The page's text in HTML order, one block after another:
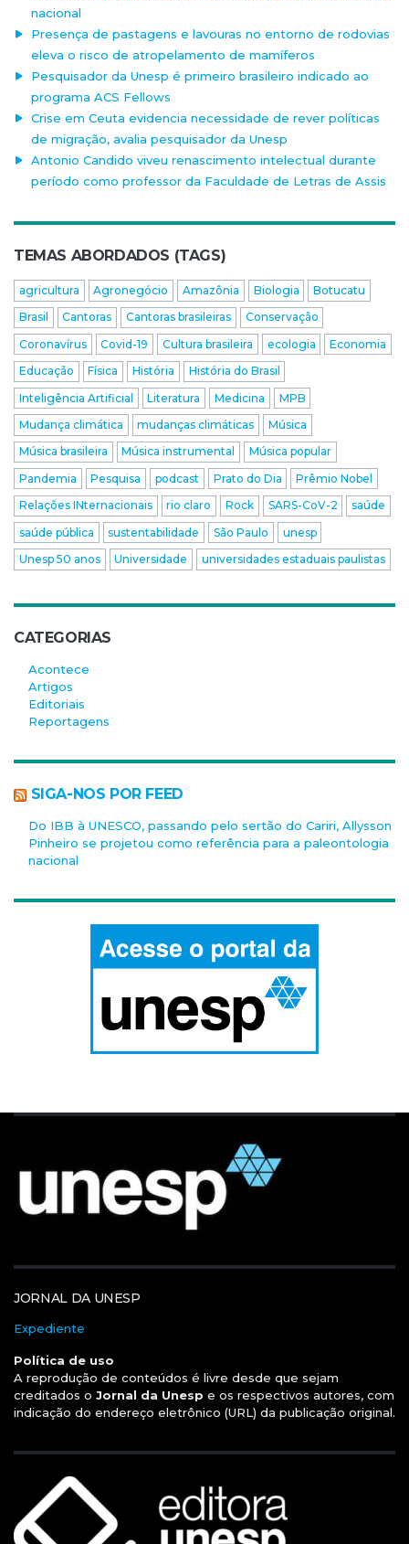
nacional
Presença de pastagens e lavouras no entorno de rodovias
eleva o risco de atropelamento de mamíferos
Pesquisador da Unesp é primeiro brasileiro indicado ao
programa ACS Fellows
Crise em Ceuta evidencia necessidade de rever políticas
de migração, avalia pesquisador da Unesp
Antonio Candido viveu renascimento intelectual durante
período como professor da Faculdade de Letras de Assis
TEMAS ABORDADOS (TAGS)
agricultura Agronegócio Amazônia Biologia
Botucatu
Brasil
Cantoras Cantoras brasileiras
Conservação
Coronavírus
Covid-19 Cultura brasileira ecologia
Economia
Educação
Física História
História do Brasil
Inteligência Artificial
Literatura Medicina
MPB
Mudança climática
mudanças climáticas
Música
Música brasileira
Música instrumental
Música popular
Pandemia
Pesquisa podcast Prato do Dia
Prêmio Nobel
Relações INternacionais
rio claro Rock SARS-CoV-2
saúde
saúde pública
sustentabilidade São Paulo
unesp
Unesp 50 anos
Universidade universidades estaduais paulistas
CATEGORIAS
Acontece
Artigos
Editoriais
Reportagens
SIGA-NOS POR FEED
Do IBB à UNESCO, passando pelo sertão do Cariri, Allysson
Pinheiro se projetou como referência para a paleontologia
nacional
JORNAL DA UNESP
Expediente
Política de uso
A reprodução de conteúdos é livre desde que sejam
creditados o Jornal da Unesp e os respectivos autores, com
indicação do endereço eletrônico (URL) da publicação original.